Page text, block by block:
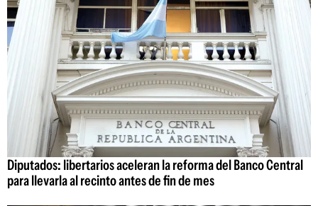
Diputados: libertarios aceleran la reforma del Banco Central
para llevarla al recinto antes de fin de mes